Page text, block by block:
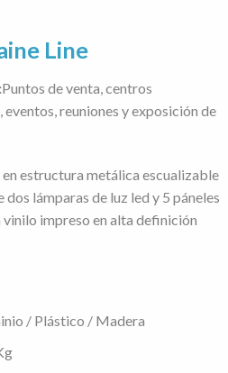
Line
Puntos de venta, centros
reuniones y exposición de
estructura metálica escualizable
dos lámparas de luz led y 5 páneles
impreso en alta definición
/ Plástico / Madera